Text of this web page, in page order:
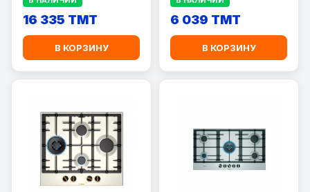
16 335 TMT
В КОРЗИНУ
6 039 TMT
В КОРЗИНУ